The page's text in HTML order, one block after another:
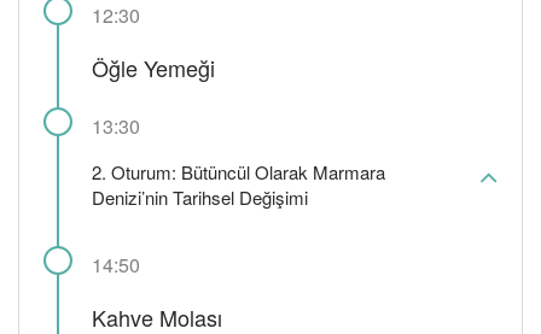
12:30
Öğle Yemeği
13:30
2. Oturum: Bütüncül Olarak Marmara
Denizi’nin Tarihsel Değişimi
14:50
Kahve Molası